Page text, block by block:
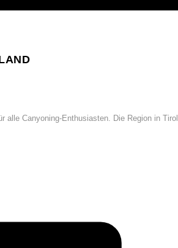
alle Canyoning-Enthusiasten. Die Region in